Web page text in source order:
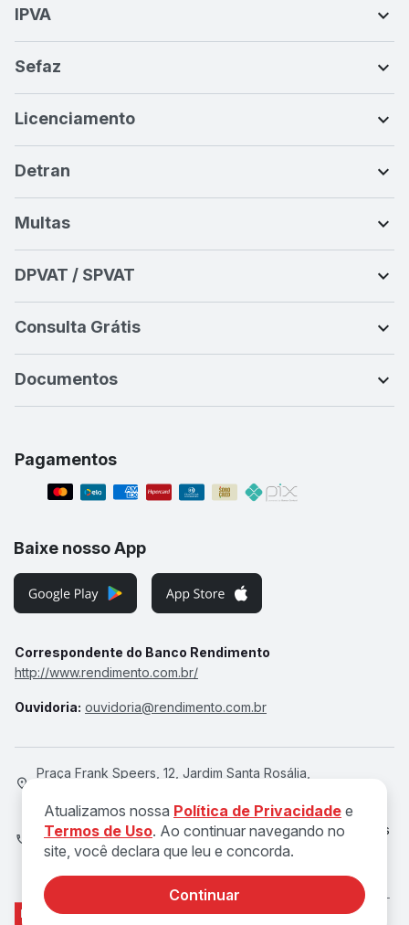
Atualizamos nossa Política de Privacidade e
Termos de Uso. Ao continuar navegando no
site, você declara que leu e concorda.
Continuar
IPVA
Sefaz
Licenciamento
Detran
Multas
DPVAT / SPVAT
Consulta Grátis
Documentos
Pagamentos
Baixe nosso App
Correspondente do Banco Rendimento
http://www.rendimento.com.br/
Ouvidoria: ouvidoria@rendimento.com.br
Praça Frank Speers, 12, Jardim Santa Rosália,
Atendimento de Seg a Qui, das 8h às 18h e Sex, das 8h às
17h
© 2026 DOK Serviços de Pagamentos Ltda. CNPJ 27.838.743/0001-
91